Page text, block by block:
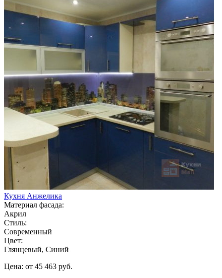
Кухня Анжелика
Материал фасада:
Акрил
Стиль:
Современный
Цвет:
Глянцевый, Синий
Цена: от 45 463 руб.